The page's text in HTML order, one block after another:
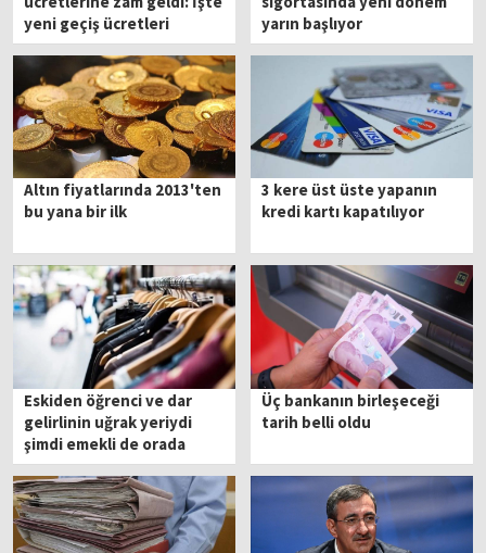
yeni geçiş ücretleri
yarın başlıyor
Altın fiyatlarında 2013'ten
bu yana bir ilk
3 kere üst üste yapanın
kredi kartı kapatılıyor
Eskiden öğrenci ve dar
gelirlinin uğrak yeriydi
şimdi emekli de orada
Üç bankanın birleşeceği
tarih belli oldu